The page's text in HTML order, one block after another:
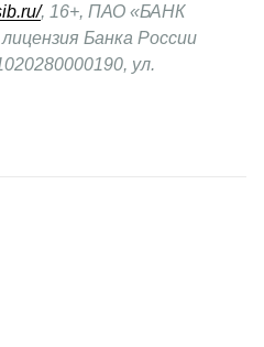
, 16+, ПАО «БАНК
Банка России
ул.